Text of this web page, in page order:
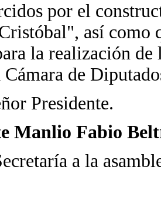
por el
así como
la realización de
Cámara de
Presidente.
Manlio Fabio
a la